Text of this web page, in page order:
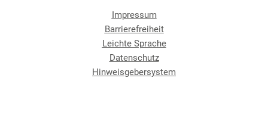
Impressum
Barrierefreiheit
Leichte Sprache
Datenschutz
Hinweisgebersystem